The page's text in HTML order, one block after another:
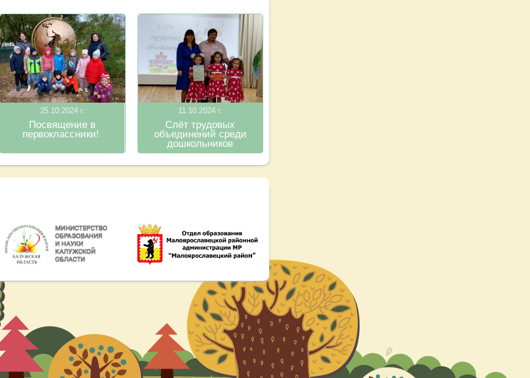
25.10.2024 г.
Посвящение в
первоклассники!
11.10.2024 г.
Слёт трудовых
объединений среди
дошкольников